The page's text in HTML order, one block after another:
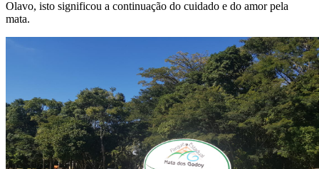
Olavo, isto significou a continuação do cuidado e do amor pela
mata.